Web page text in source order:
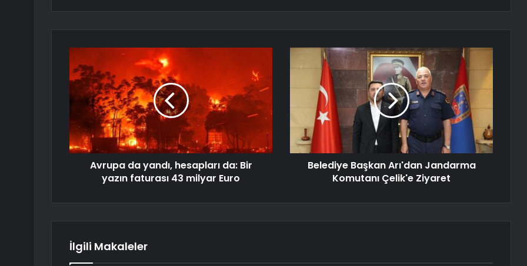
Avrupa da yandı, hesapları da: Bir
yazın faturası 43 milyar Euro
Belediye Başkan Arı'dan Jandarma
Komutanı Çelik'e Ziyaret
İlgili Makaleler